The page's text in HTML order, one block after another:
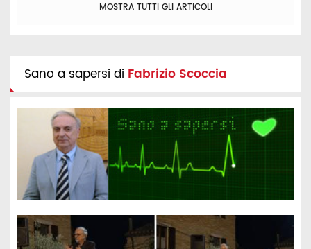
MOSTRA TUTTI GLI ARTICOLI
Sano a sapersi di Fabrizio Scoccia